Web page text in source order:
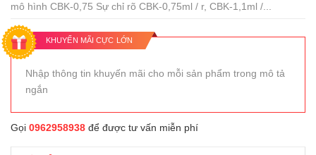
mô hình CBK-0,75 Sự chỉ rõ CBK-0,75ml / r, CBK-1,1ml /...
KHUYẾN MÃI CỰC LỚN
Nhập thông tin khuyến mãi cho mỗi sản phẩm trong mô tả
ngắn
Gọi 0962958938 để được tư vấn miễn phí